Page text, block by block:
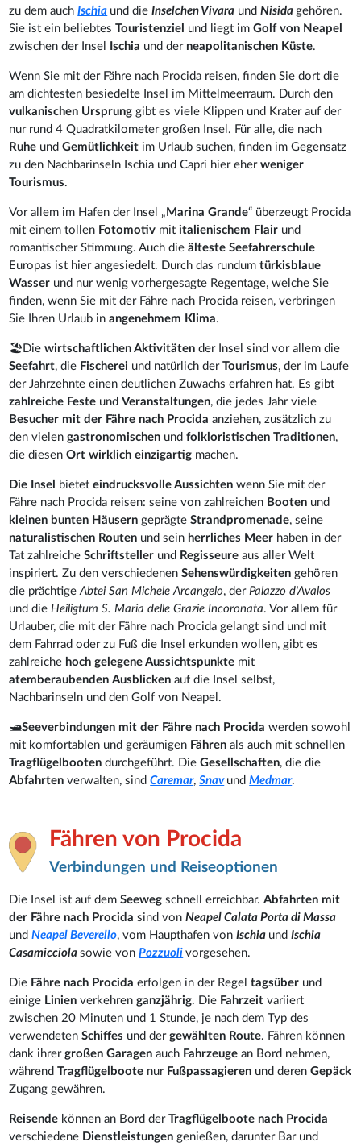
zu dem auchIschia und dieInselchen Vivara undNisidagehören.
Sie ist ein beliebtesTouristenziel und liegt imGolf von Neapel
zwischen der Insel Ischia und der neapolitanischen Küste.
Wenn Sie mit der Fähre nach Procida reisen, finden Sie dort die
am dichtesten besiedelte Insel im Mittelmeerraum. Durch den
vulkanischen Ursprunggibt es viele Klippen und Krater auf der
nur rund 4 Quadratkilometer großen Insel. Für alle, die nach
Ruhe undGemütlichkeit im Urlaub suchen, finden im Gegensatz
zu den Nachbarinseln Ischia und Capri hier eherweniger
Tourismus.
Vor allem im Hafen der Insel „Marina Grande“ überzeugt Procida
mit einem tollen Fotomotiv mititalienischem Flair und
romantischer Stimmung. Auch die älteste Seefahrerschule
Europas ist hier angesiedelt. Durch das rundumtürkisblaue
Wasser und nur wenig vorhergesagte Regentage, welche Sie
finden, wenn Sie mit der Fähre nach Procida reisen, verbringen
Sie Ihren Urlaub inangenehmem Klima.
🏖️Diewirtschaftlichen Aktivitäten der Insel sind vor allem die
Seefahrt, die Fischerei und natürlich derTourismus, der im Laufe
der Jahrzehnte einen deutlichen Zuwachs erfahren hat. Es gibt
zahlreiche Feste undVeranstaltungen, die jedes Jahr viele
Besucher mit der Fähre nach Procidaanziehen, zusätzlich zu
den vielengastronomischen undfolkloristischen Traditionen,
die diesenOrt wirklich einzigartig machen.
Die Insel bieteteindrucksvolle Aussichten wenn Sie mit der
Fähre nach Procida reisen: seine von zahlreichen Booten und
kleinen bunten HäuserngeprägteStrandpromenade, seine
naturalistischen Routen und sein herrliches Meer haben in der
Tat zahlreicheSchriftsteller und Regisseureaus aller Welt
inspiriert. Zu den verschiedenenSehenswürdigkeiten gehören
die prächtigeAbtei San Michele Arcangelo, der Palazzo d'Avalos
und die Heiligtum S. Maria delle Grazie Incoronata. Vor allem für
Urlauber, die mit der Fähre nach Procida gelangt sind und mit
dem Fahrrad oder zu Fuß die Insel erkunden wollen, gibt es
zahlreiche hoch gelegene Aussichtspunkte mit
atemberaubenden Ausblicken auf die Insel selbst,
Nachbarinseln und den Golf von Neapel.
🛥️Seeverbindungen mit der Fähre nach Procida werden sowohl
mit komfortablen und geräumigen Fährenals auch mit schnellen
Tragflügelbootendurchgeführt. DieGesellschaften, die die
Abfahrtenverwalten, sindCaremar,Snav undMedmar.
Fähren von Procida
Verbindungen und Reiseoptionen
Die Insel ist auf demSeewegschnell erreichbar.Abfahrten mit
der Fähre nach Procida sind vonNeapel Calata Porta di Massa
undNeapel Beverello, vom Haupthafen vonIschia undIschia
Casamicciolasowie vonPozzuoli vorgesehen.
Die Fähre nach Procidaerfolgen in der Regeltagsüber und
einige Linienverkehrenganzjährig. Die Fahrzeitvariiert
zwischen 20 Minuten und 1 Stunde, je nach dem Typ des
verwendetenSchiffes und dergewählten Route. Fähren können
dank ihrergroßen Garagen auch Fahrzeugean Bord nehmen,
währendTragflügelboote nur Fußpassagieren und derenGepäck
Zugang gewähren.
Reisende können an Bord derTragflügelboote nach Procida
verschiedene Dienstleistungengenießen, darunter Bar und